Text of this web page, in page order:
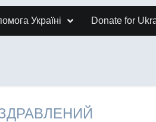
Україні Donate for